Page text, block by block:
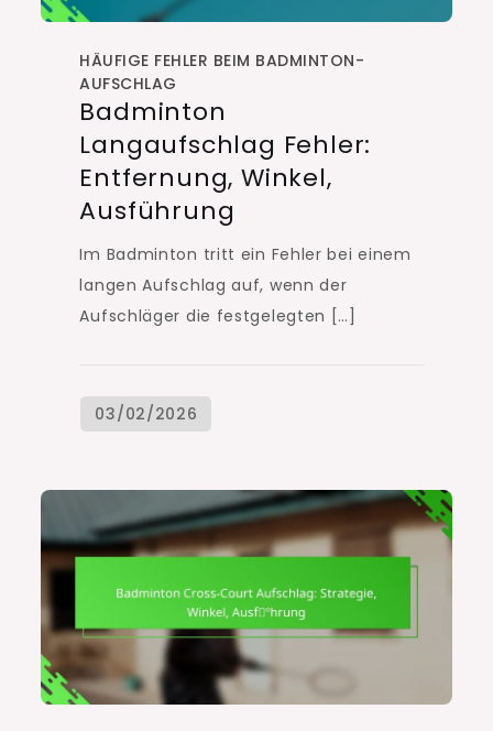
HÄUFIGE FEHLER BEIM BADMINTON-
AUFSCHLAG
Badminton
Langaufschlag Fehler:
Entfernung, Winkel,
Ausführung
Im Badminton tritt ein Fehler bei einem
langen Aufschlag auf, wenn der
Aufschläger die festgelegten […]